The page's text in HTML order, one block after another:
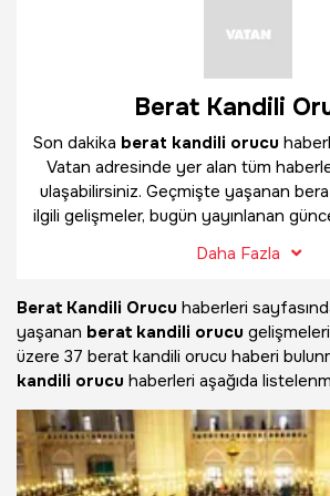
Berat Kandili
Son dakika berat kandili orucu
Vatan adresinde yer alan tüm
ulaşabilirsiniz. Geçmişte yaşanan
ilgili gelişmeler, bugün yayınlanan
bulabilirsiniz.
Daha Fazla
Berat Kandili Orucu haberleri
yaşanan berat kandili orucu
üzere 37 berat kandili orucu haberi
kandili orucu haberleri aşağıda